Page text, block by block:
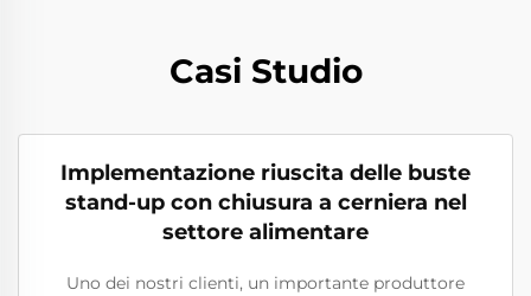
Casi Studio
Implementazione riuscita delle buste
stand-up con chiusura a cerniera nel
settore alimentare
Uno dei nostri clienti, un importante produttore